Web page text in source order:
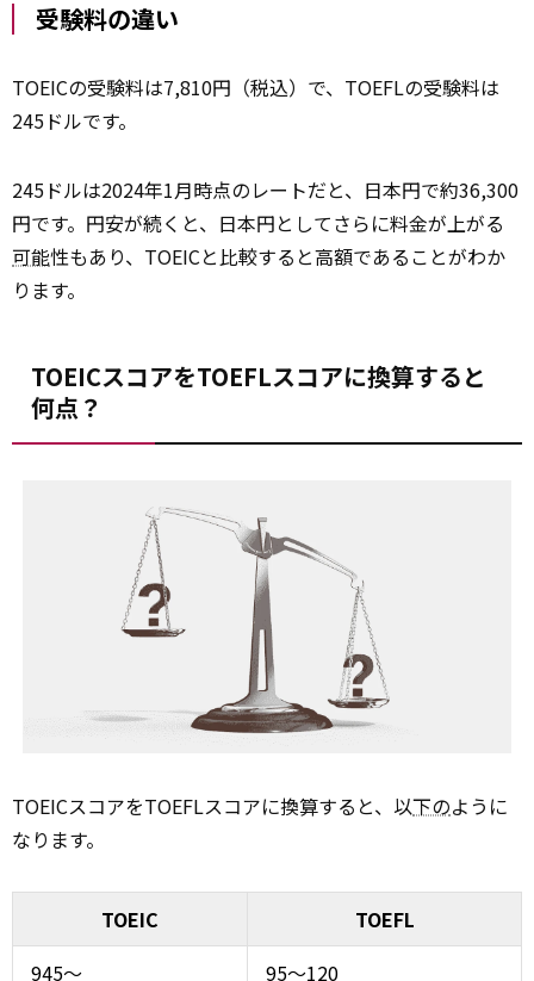
受験料の違い
TOEICの受験料は7,810円（税込）で、TOEFLの受験料は
245ドルです。
245ドルは2024年1月時点のレートだと、日本円で約36,300
円です。円安が続くと、日本円としてさらに料金が上がる
可能性もあり、TOEICと比較すると高額であることがわか
ります。
TOEICスコアをTOEFLスコアに換算すると
何点？
TOEICスコアをTOEFLスコアに換算すると、以下のように
なります。
TOEIC
TOEFL
945〜
95〜120